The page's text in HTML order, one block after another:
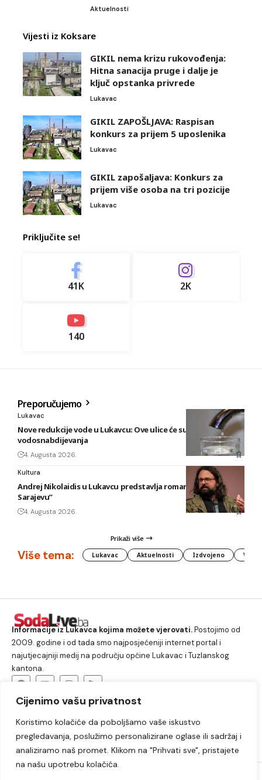
Cijenimo vašu privatnost
Koristimo kolačiće da poboljšamo vaše iskustvo
pregledavanja, poslužimo personalizirane oglase ili sadržaj i
analiziramo naš promet. Klikom na "Prihvati sve", pristajete
na našu upotrebu kolačića.
Aktuelnosti
Vijesti iz Koksare
GIKIL nema krizu rukovođenja:
Hitna sanacija pruge i dalje je
ključ opstanka privrede
Lukavac
GIKIL ZAPOŠLJAVA: Raspisan
konkurs za prijem 5 uposlenika
Lukavac
GIKIL zapošaljava: Konkurs za
prijem više osoba na tri pozicije
Lukavac
Priključite se!
41K 2K
140
Preporučujemo
Lukavac
Nove redukcije vode u Lukavcu: Ove ulice će sutra biti bez
vodosnabdijevanja
4. Augusta 2026.
Kultura
Andrej Nikolaidis u Lukavcu predstavlja roman “Safari u
Sarajevu”
4. Augusta 2026.
Prikaži više
Više tema: Lukavac Aktuelnosti Izdvojeno
Informacije iz Lukavca kojima možete vjerovati.Postojimo od
2009. godine i od tada smo najposjećeniji internet portal i
najutjecajniji medij na području općine Lukavac i Tuzlanskog
kantona.
Lukavac Društvo Crna hronika
Sport
Kultura
Kolumne Slobodno vrijeme